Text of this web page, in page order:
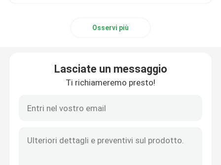
Osservi più
Lasciate un messaggio
Ti richiameremo presto!